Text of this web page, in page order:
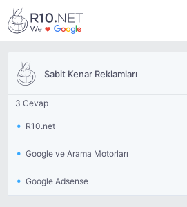
Sabit Kenar Reklamları
3 Cevap
R10.net
Google ve Arama Motorları
Google Adsense